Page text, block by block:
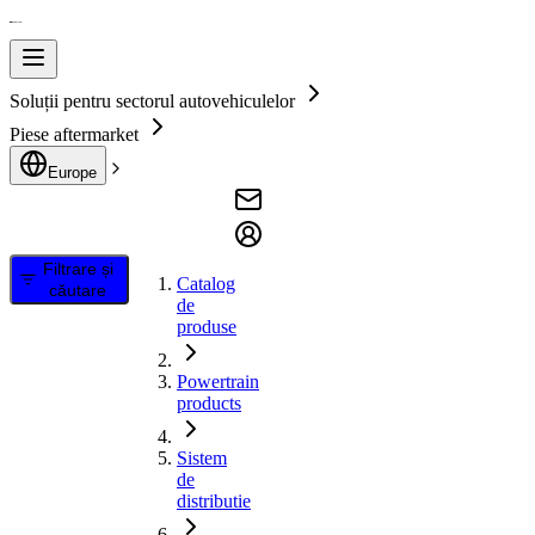
Soluții pentru sectorul autovehiculelor
Piese aftermarket
Europe
Filtrare și
căutare
Catalog
de
produse
Powertrain
products
Sistem
de
distributie